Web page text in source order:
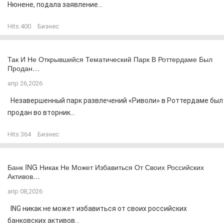
Нюнене, подала заявление...
Hits:400 Бизнес
Так И Не Открывшийся Тематический Парк В Роттердаме Был
Продан…
апр 26,2026
Незавершенный парк развлечений «Риволи» в Роттердаме был
продан во вторник...
Hits:364 Бизнес
Банк ING Никак Не Может Избавиться От Своих Российских
Активов…
апр 08,2026
ING никак не может избавиться от своих российских
банковских активов...